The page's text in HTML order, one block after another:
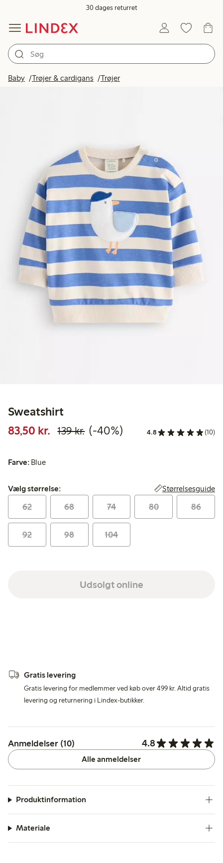
30 dages returret
Baby Trøjer & cardigans Trøjer
Sweatshirt
83,50 kr. Nedsat pris: 83,50 kr.
139 kr.Normalpris: 139,00 kr.
40 % rabat
(-40%) 4.8 (10)
Farve: Blue
Vælg størrelse:
Vælg størrelse: Størrelsesguide
62 68 74 80 86
92 98 104
Udsolgt online
Gratis levering
Gratis levering for medlemmer ved køb over 499 kr. Altid gratis
levering og returnering i Lindex-butikker.
Anmeldelser (10) 4.8
Alle anmeldelser
Produktinformation
Materiale